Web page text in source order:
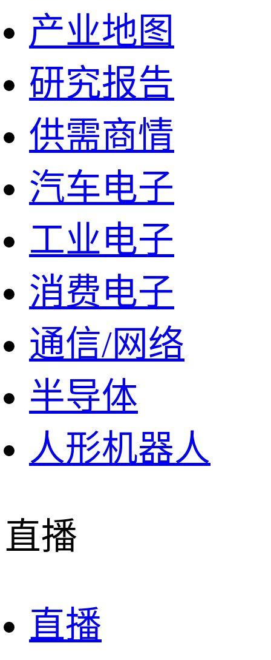
产业地图
研究报告
供需商情
汽车电子
工业电子
消费电子
通信/网络
半导体
人形机器人
直播
直播